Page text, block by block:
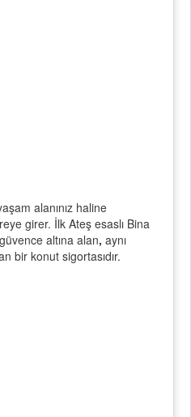
alanınız haline
girer. İlk Ateş esaslı Bina
altına alan, aynı
bir konut sigortasıdır.